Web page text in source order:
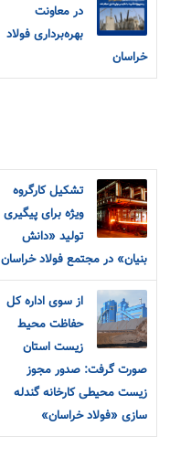
در معاونت
بهره‌برداری فولاد
خراسان
تشکیل کارگروه
ویژه برای پیگیری
تولید «دانش
بنیان» در مجتمع فولاد خراسان
از سوی اداره کل
حفاظت محیط
زیست استان
صورت گرفت: صدور مجوز
زیست محیطی کارخانه گندله
سازی «فولاد خراسان»